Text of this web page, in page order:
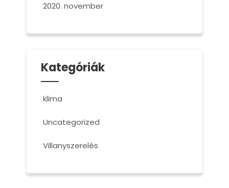
2020. november
Kategóriák
klima
Uncategorized
Villanyszerelés